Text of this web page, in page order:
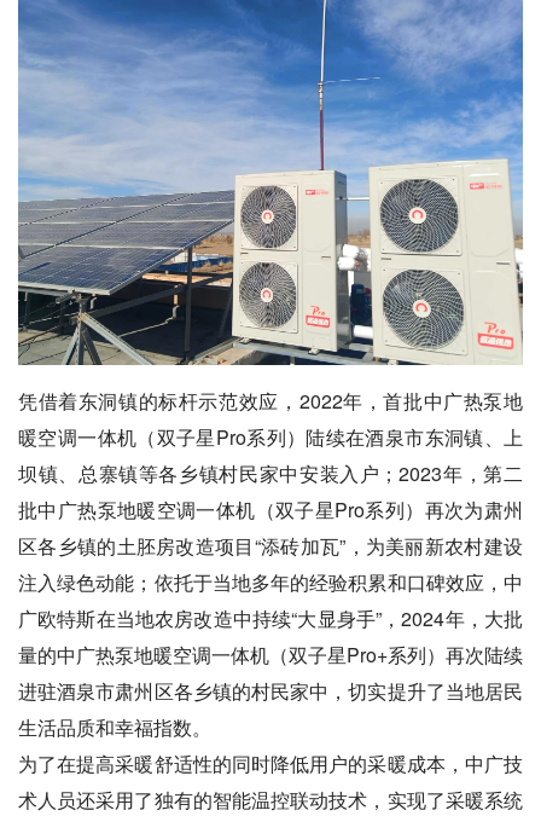
凭借着东洞镇的标杆示范效应，2022年，首批中广热泵地
暖空调一体机（双子星Pro系列）陆续在酒泉市东洞镇、上
坝镇、总寨镇等各乡镇村民家中安装入户；2023年，第二
批中广热泵地暖空调一体机（双子星Pro系列）再次为肃州
区各乡镇的土胚房改造项目“添砖加瓦”，为美丽新农村建设
注入绿色动能；依托于当地多年的经验积累和口碑效应，中
广欧特斯在当地农房改造中持续“大显身手”，2024年，大批
量的中广热泵地暖空调一体机（双子星Pro+系列）再次陆续
进驻酒泉市肃州区各乡镇的村民家中，切实提升了当地居民
生活品质和幸福指数。
为了在提高采暖舒适性的同时降低用户的采暖成本，中广技
术人员还采用了独有的智能温控联动技术，实现了采暖系统